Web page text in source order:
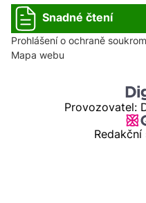
Snadné čtení
Prohlášení o ochraně
Mapa webu
Provozovatel:
Redakční